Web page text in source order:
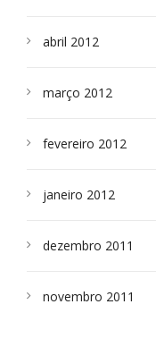
abril 2012
março 2012
fevereiro 2012
janeiro 2012
dezembro 2011
novembro 2011